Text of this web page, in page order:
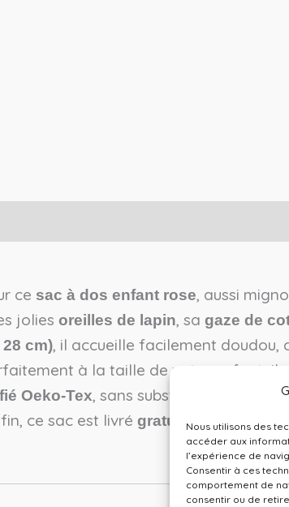
Nous utilisons des
accéder aux
l’expérience de
Consentir à ces
comportement de
consentir ou de
ce sac à dos enfant rose, aussi
jolies oreilles de lapin, sa gaze de
cm), il accueille facilement doudou,
à la taille de votre enfant. Il
Oeko-Tex, sans substances nocives.
ce sac est livré gratuitement en
avec